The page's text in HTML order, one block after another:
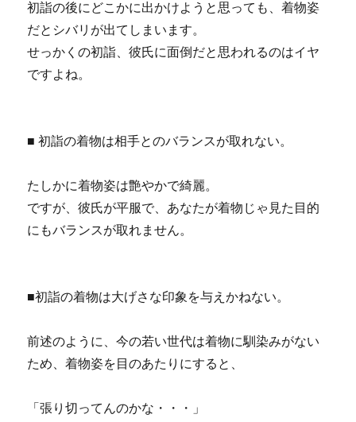
初詣の後にどこかに出かけようと思っても、着物姿
だとシバリが出てしまいます。
せっかくの初詣、彼氏に面倒だと思われるのはイヤ
ですよね。
■ 初詣の着物は相手とのバランスが取れない。
たしかに着物姿は艶やかで綺麗。
ですが、彼氏が平服で、あなたが着物じゃ見た目的
にもバランスが取れません。
■初詣の着物は大げさな印象を与えかねない。
前述のように、今の若い世代は着物に馴染みがない
ため、着物姿を目のあたりにすると、
「張り切ってんのかな・・・」